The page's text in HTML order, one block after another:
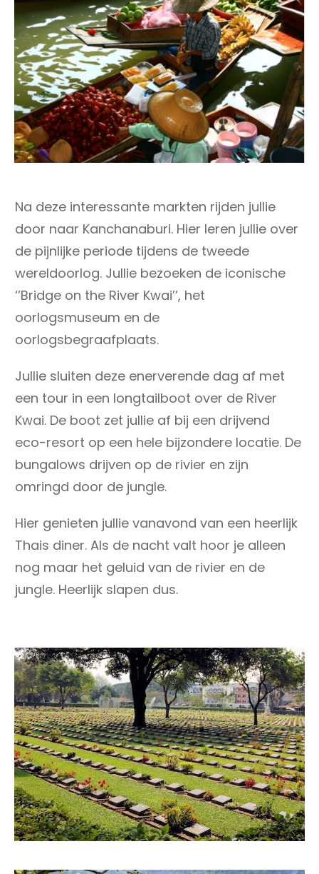
Na deze interessante markten rijden jullie
door naar Kanchanaburi. Hier leren jullie over
de pijnlijke periode tijdens de tweede
wereldoorlog. Jullie bezoeken de iconische
‘’Bridge on the River Kwai’’, het
oorlogsmuseum en de
oorlogsbegraafplaats.
Jullie sluiten deze enerverende dag af met
een tour in een longtailboot over de River
Kwai. De boot zet jullie af bij een drijvend
eco-resort op een hele bijzondere locatie. De
bungalows drijven op de rivier en zijn
omringd door de jungle.
Hier genieten jullie vanavond van een heerlijk
Thais diner. Als de nacht valt hoor je alleen
nog maar het geluid van de rivier en de
jungle. Heerlijk slapen dus.